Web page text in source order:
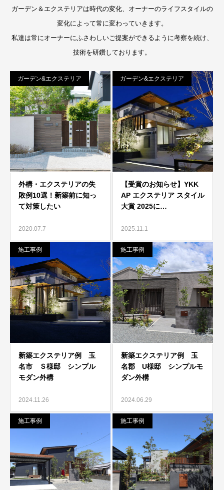
ガーデン＆エクステリアは時代の変化、オーナーのライフスタイルの
変化によって常に変わっていきます。
私達は常にオーナーにふさわしいご提案ができるように考察を続け、
技術を研鑽しております。
ガーデン&エクステリア
2020.07.7
ガーデン&エクステリア
2025.11.1
施工事例
2024.11.26
施工事例
2024.06.29
施工事例 施工事例